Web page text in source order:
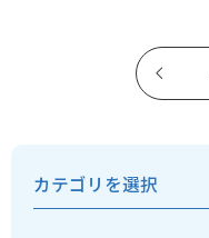
カテゴリを選択